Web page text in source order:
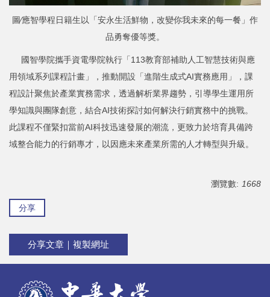
圖∕應智學程日籍生以「安永生活鮮物，改變你我未來的每一餐」作
品勇奪優等獎。
國智學院攜手資電學院執行「113教育部補助人工智慧技術與應
用領域系列課程計畫」，推動開設「進階生成式AI實務應用」，課
程設計聚焦於產業實務需求，透過解析業界趨勢，引導學生運用所
學知識與團隊創意，結合AI技術探討如何解決行銷實務中的挑戰。
此課程不僅緊扣當前AI科技迅速發展的潮流，更致力於培育具備跨
域整合能力的行銷專才，以因應未來產業所需的人才轉型與升級。
瀏覽數: 1668
分享
分享文章｜複製網址